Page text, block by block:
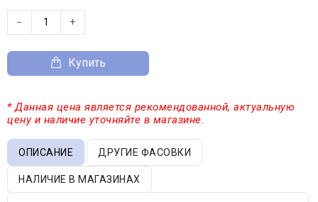
− +
Купить
* Данная цена является рекомендованной, актуальную
цену и наличие уточняйте в магазине.
ОПИСАНИЕ ДРУГИЕ ФАСОВКИ
НАЛИЧИЕ В МАГАЗИНАХ